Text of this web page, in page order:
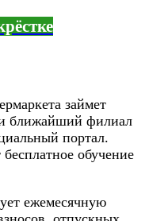
займет
ближайший филиал
портал.
обучение
ежемесячную